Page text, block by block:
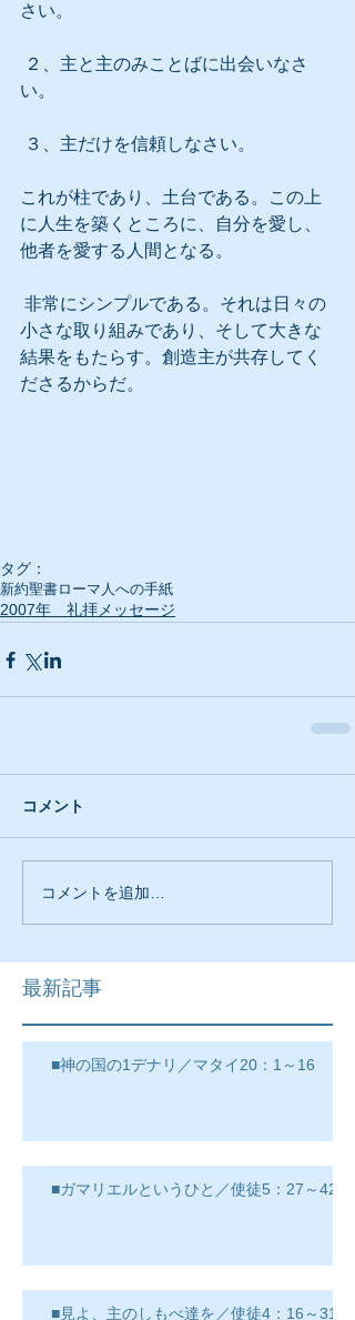
さい。
い。
３、主だけを信頼しなさい。
これが柱であり、土台である。この上
に人生を築くところに、自分を愛し、
他者を愛する人間となる。
小さな取り組みであり、そして大きな
結果をもたらす。創造主が共存してく
ださるからだ。
タグ：
新約聖書ローマ人への手紙
2007年 礼拝メッセージ
コメント
コメントを追加…
最新記事
■神の国の1デナリ／マタイ20：1～16
■ガマリエルというひと／使徒5：27～42
■見よ、主のしもべ達を／使徒4：16～31